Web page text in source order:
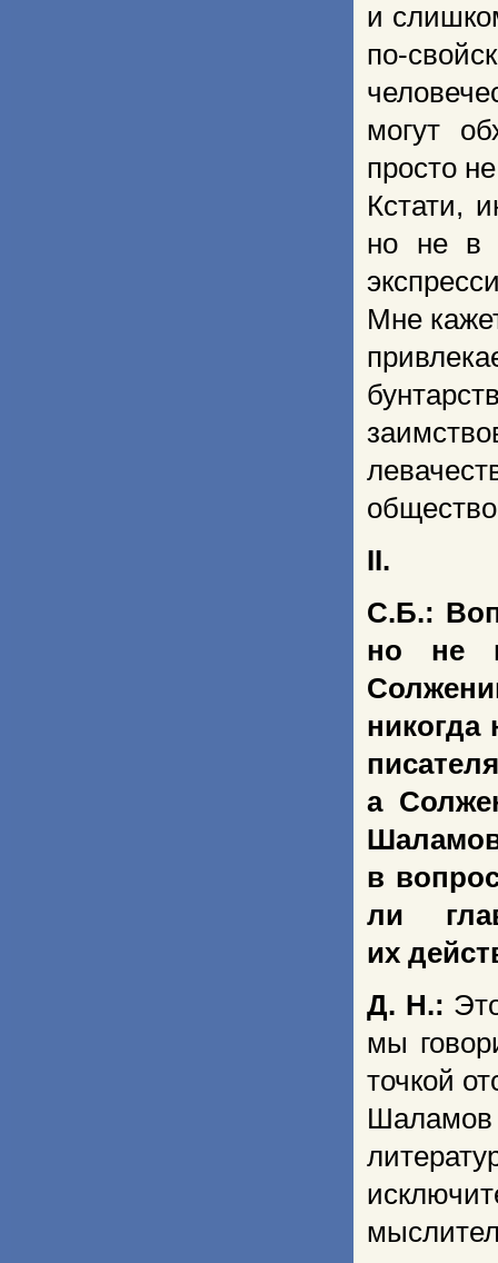
и
по-
могут
просто
Кстати,
но не в
Мне
II.
С.Б.:
но не
никогда
а
в
ли
их
Д. Н.:
мы
точкой